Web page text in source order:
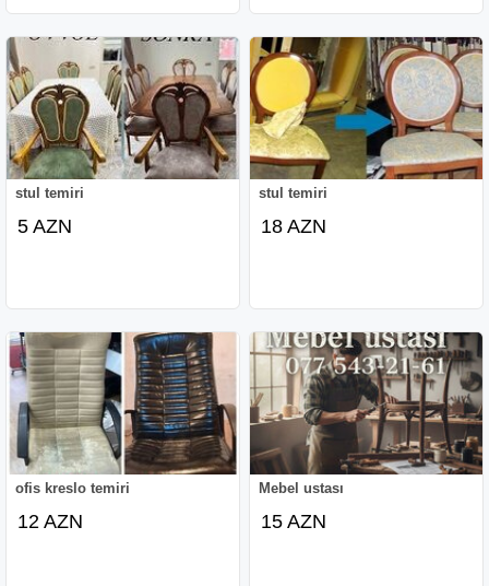
stul temiri
5 AZN
stul temiri
18 AZN
ofis kreslo temiri
12 AZN
Mebel ustası
15 AZN